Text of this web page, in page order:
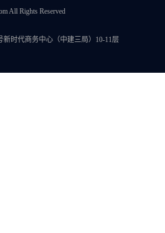
All Rights Reserved
时代商务中心（中建三局）10-11层